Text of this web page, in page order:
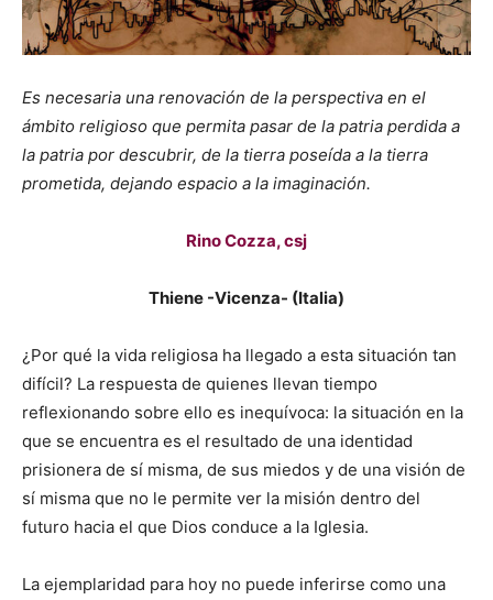
Es necesaria una renovación de la perspectiva en el
ámbito religioso que permita pasar de la patria perdida a
la patria por descubrir, de la tierra poseída a la tierra
prometida, dejando espacio a la imaginación.
Rino Cozza, csj
Thiene -Vicenza- (Italia)
¿Por qué la vida religiosa ha llegado a esta situación tan
difícil? La respuesta de quienes llevan tiempo
reflexionando sobre ello es inequívoca: la situación en la
que se encuentra es el resultado de una identidad
prisionera de sí misma, de sus miedos y de una visión de
sí misma que no le permite ver la misión dentro del
futuro hacia el que Dios conduce a la Iglesia.
La ejemplaridad para hoy no puede inferirse como una